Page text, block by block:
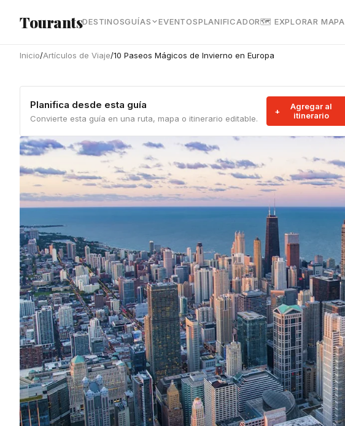
TourantsDESTINOSGUÍAS EVENTOSPLANIFICADOR🗺 EXPLORAR MAPA
Inicio/Artículos de Viaje/10 Paseos Mágicos de Invierno en Europa
Planifica desde esta guía
Convierte esta guía en una ruta, mapa o itinerario editable.
Agregar al
itinerario